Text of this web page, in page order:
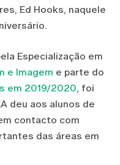
Ed Hooks, naquele
Especialização em
e Imagem e parte do
em 2019/2020, foi
deu aos alunos de
contacto com
das áreas em